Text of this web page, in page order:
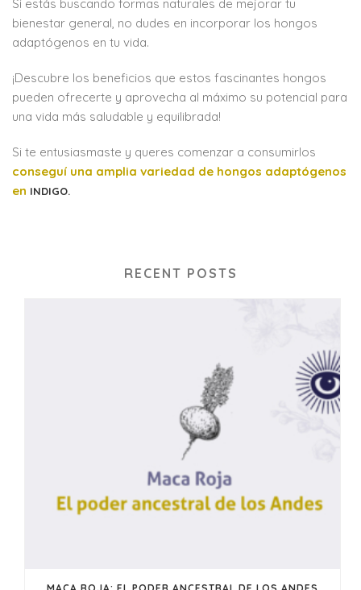
Si estás buscando formas naturales de mejorar tu
bienestar general, no dudes en incorporar los hongos
adaptógenos en tu vida.
¡Descubre los beneficios que estos fascinantes hongos
pueden ofrecerte y aprovecha al máximo su potencial para
una vida más saludable y equilibrada!
Si te entusiasmaste y queres comenzar a consumirlos
conseguí una amplia variedad de hongos adaptógenos
en INDIGO.
RECENT POSTS